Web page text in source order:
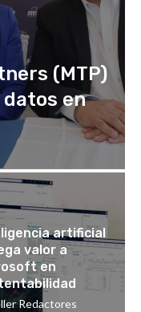
(MTP)
en
artificial
valor a
en
Redactores